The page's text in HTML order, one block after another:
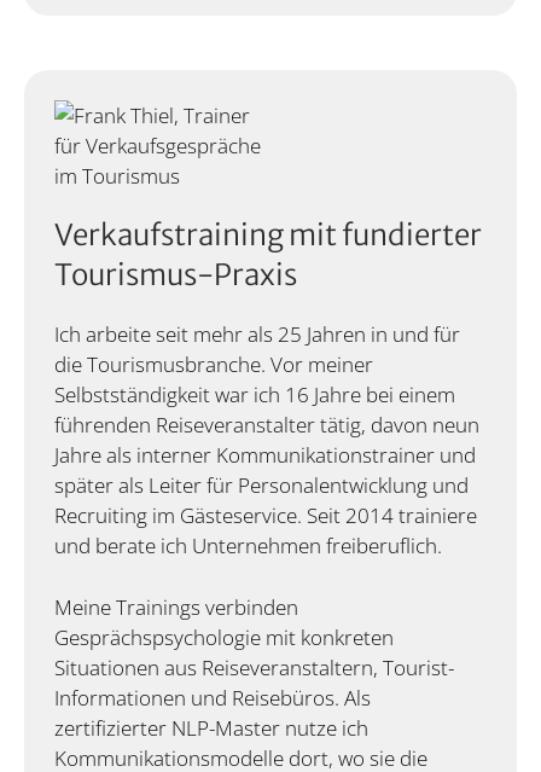
Verkaufstraining mit fundierter
Tourismus-Praxis
Ich arbeite seit mehr als 25 Jahren in und für
die Tourismusbranche. Vor meiner
Selbstständigkeit war ich 16 Jahre bei einem
führenden Reiseveranstalter tätig, davon neun
Jahre als interner Kommunikationstrainer und
später als Leiter für Personalentwicklung und
Recruiting im Gästeservice. Seit 2014 trainiere
und berate ich Unternehmen freiberuflich.
Meine Trainings verbinden
Gesprächspsychologie mit konkreten
Situationen aus Reiseveranstaltern, Tourist-
Informationen und Reisebüros. Als
zertifizierter NLP-Master nutze ich
Kommunikationsmodelle dort, wo sie die